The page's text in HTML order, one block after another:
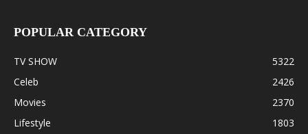
POPULAR CATEGORY
TV SHOW
5322
Celeb
2426
Movies
2370
Lifestyle
1803